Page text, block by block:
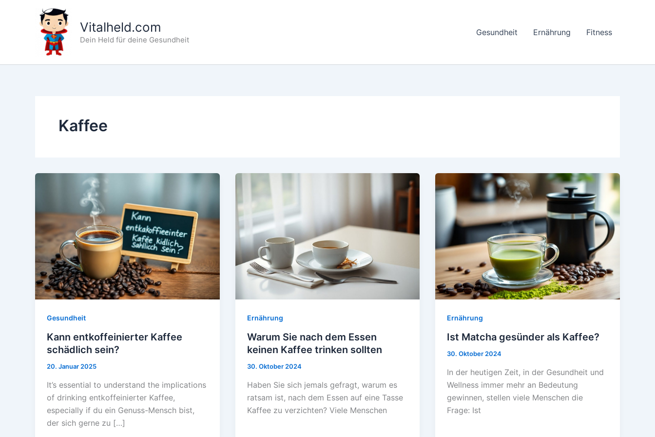
Vitalheld.com
Dein Held für deine Gesundheit
Gesundheit Ernährung Fitness
Kaffee
Gesundheit
Kann entkoffeinierter Kaffee
schädlich sein?
20. Januar 2025
It’s essential to understand the implications
of drinking entkoffeinierter Kaffee,
especially if du ein Genuss-Mensch bist,
der sich gerne zu […]
Ernährung
Warum Sie nach dem Essen
keinen Kaffee trinken sollten
30. Oktober 2024
Haben Sie sich jemals gefragt, warum es
ratsam ist, nach dem Essen auf eine Tasse
Kaffee zu verzichten? Viele Menschen
Ernährung
Ist Matcha gesünder als Kaffee?
30. Oktober 2024
In der heutigen Zeit, in der Gesundheit und
Wellness immer mehr an Bedeutung
gewinnen, stellen viele Menschen die
Frage: Ist